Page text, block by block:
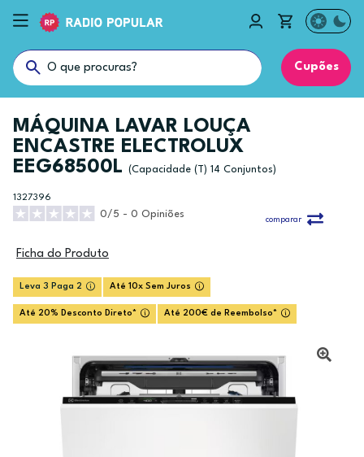
Cupões
MÁQUINA LAVAR LOUÇA
ENCASTRE ELECTROLUX
EEG68500L
(Capacidade (T) 14 Conjuntos)
1327396
0/5 - 0 Opiniões
comparar
Ficha do Produto
Leva 3 Paga 2 Até 10x Sem Juros
Até 20% Desconto Direto* Até 200€ de Reembolso*